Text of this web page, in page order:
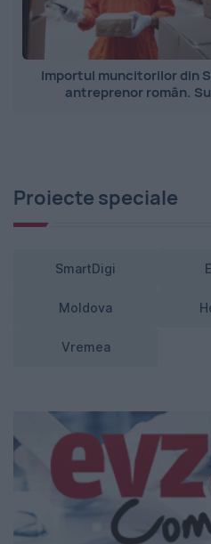
Importul muncitorilor din
antreprenor român.
Proiecte speciale
SmartDigi
Moldova
Vremea